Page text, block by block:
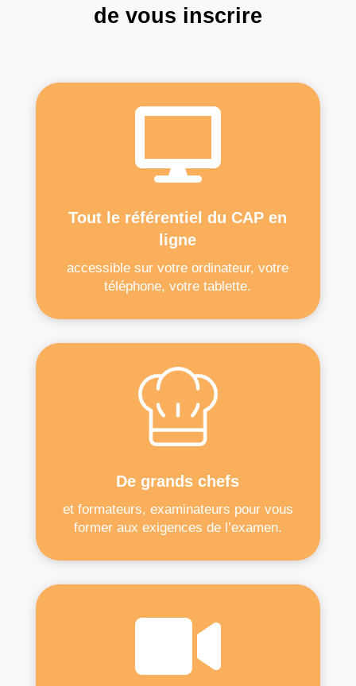
de vous inscrire

Tout le référentiel du CAP en
ligne
accessible sur votre ordinateur, votre
téléphone, votre tablette.
De grands chefs
et formateurs, examinateurs pour vous
former aux exigences de l’examen.
